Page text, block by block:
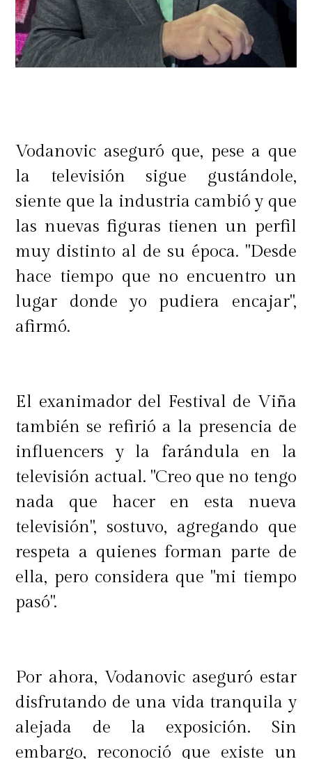
Vodanovic aseguró que, pese a que
la televisión sigue gustándole,
siente que la industria cambió y que
las nuevas figuras tienen un perfil
muy distinto al de su época. "Desde
hace tiempo que no encuentro un
lugar donde yo pudiera encajar",
afirmó.
El exanimador del Festival de Viña
también se refirió a la presencia de
influencers y la farándula en la
televisión actual. "Creo que no tengo
nada que hacer en esta nueva
televisión", sostuvo, agregando que
respeta a quienes forman parte de
ella, pero considera que "mi tiempo
pasó".
Por ahora, Vodanovic aseguró estar
disfrutando de una vida tranquila y
alejada de la exposición. Sin
embargo, reconoció que existe un